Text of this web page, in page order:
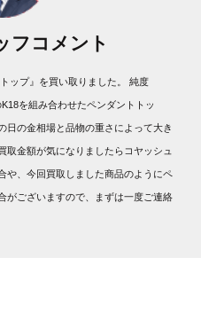
フコメント
ップ』を買い取りました。 純度
を組み合わせたペンダントトッ
日の金相場と品物の重さによって大き
取金額が気になりましたらコヤッシュ
や、今回買取しました商品のようにペ
がございますので、まずは一度ご連絡